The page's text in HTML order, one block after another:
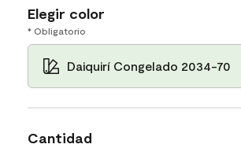
Elegir color
* Obligatorio
Daiquirí Congelado 2034-70
Cantidad